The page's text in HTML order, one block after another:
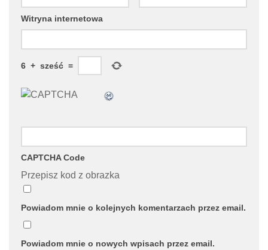
Witryna internetowa
6 + sześć =
CAPTCHA Code
Przepisz kod z obrazka
Powiadom mnie o kolejnych komentarzach przez email.
Powiadom mnie o nowych wpisach przez email.